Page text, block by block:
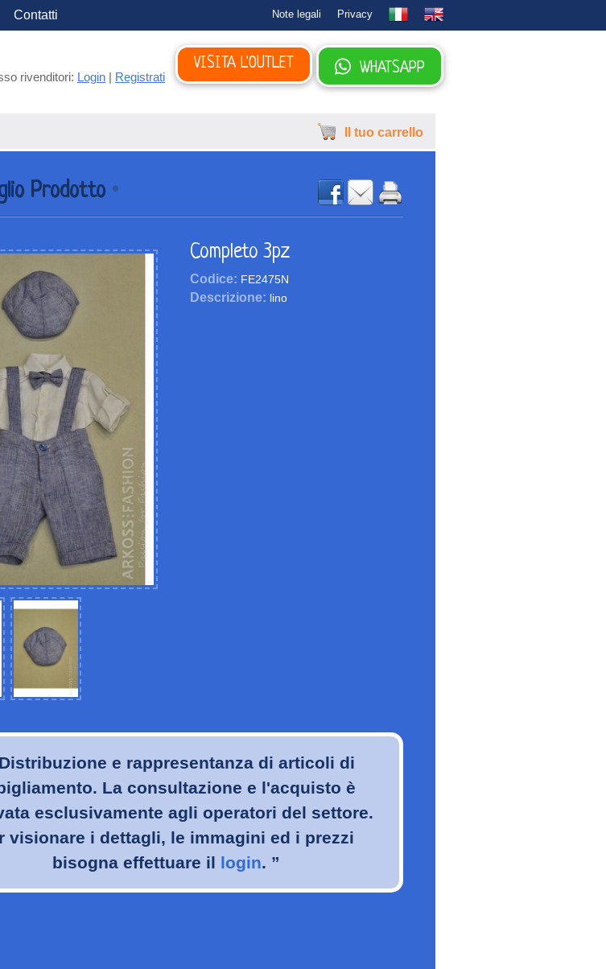
Contatti Note legali Privacy
rivenditori: Login Registrati
WHATSAPP
VISITA L'OUTLET
Il tuo carrello
Prodotto •
Completo 3pz
Codice: FE2475N
Descrizione: lino
e rappresentanza di articoli di
La consultazione e l'acquisto è
esclusivamente agli operatori del settore.
visionare i dettagli, le immagini ed i prezzi
bisogna effettuare il login. ”